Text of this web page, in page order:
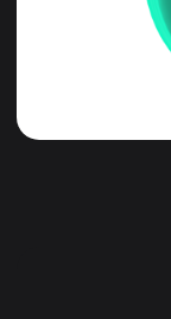
Виды уровней
Разберетесь с
их определять